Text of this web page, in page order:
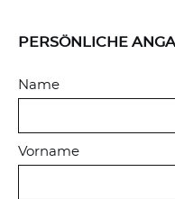
PERSÖNLICHE
Name
Vorname